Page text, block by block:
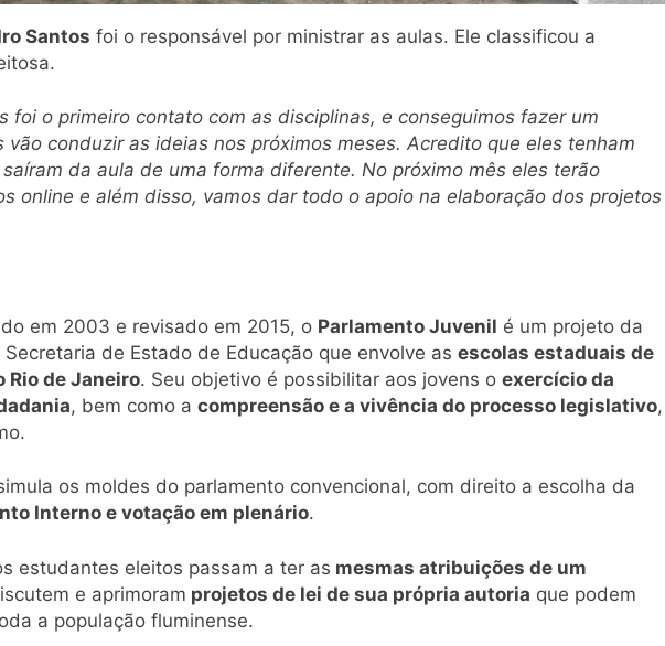
Santos foi o responsável por ministrar as aulas. Ele classificou a
foi o primeiro contato com as disciplinas, e conseguimos fazer um
vão conduzir as ideias nos próximos meses. Acredito que eles tenham
da aula de uma forma diferente. No próximo mês eles terão
online e além disso, vamos dar todo o apoio na elaboração dos projetos
em 2003 e revisado em 2015, o Parlamento Juvenil é um projeto da
de Estado de Educação que envolve as escolas estaduais de
Rio de Janeiro. Seu objetivo é possibilitar aos jovens o exercício da
, bem como a compreensão e a vivência do processo legislativo,
os moldes do parlamento convencional, com direito a escolha da
Interno e votação em plenário.
estudantes eleitos passam a ter as mesmas atribuições de um
e aprimoram projetos de lei de sua própria autoria que podem
a população fluminense.